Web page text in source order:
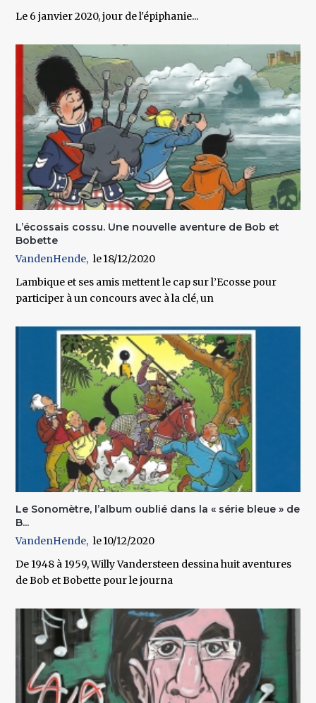
Le 6 janvier 2020, jour de l'épiphanie...
L’écossais cossu. Une nouvelle aventure de Bob et
Bobette
VandenHende
18/12/2020
Lambique et ses amis mettent le cap sur l’Ecosse pour
participer à un concours avec à la clé, un
Le Sonomètre, l’album oublié dans la « série bleue » de
B...
VandenHende
10/12/2020
De 1948 à 1959, Willy Vandersteen dessina huit aventures
de Bob et Bobette pour le journa